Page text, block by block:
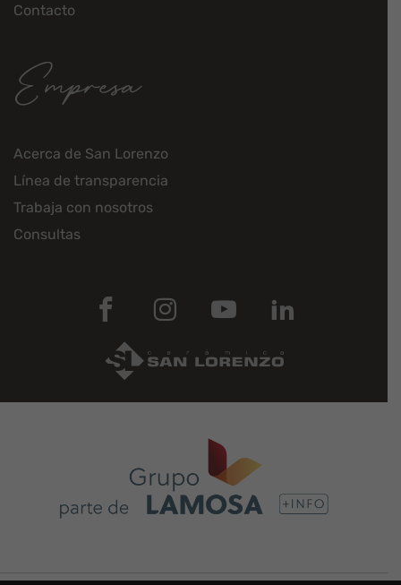
Contacto
Empresa
Acerca de San Lorenzo
Línea de transparencia
Trabaja con nosotros
Consultas